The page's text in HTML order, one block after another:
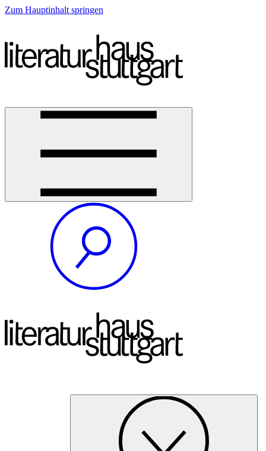
Zum Hauptinhalt springen